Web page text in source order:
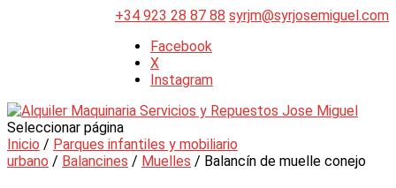
+34 923 28 87 88 syrjm@syrjosemiguel.com
Facebook
X
Instagram
Seleccionar página
Inicio / Parques infantiles y mobiliario
urbano / Balancines / Muelles / Balancín de muelle conejo